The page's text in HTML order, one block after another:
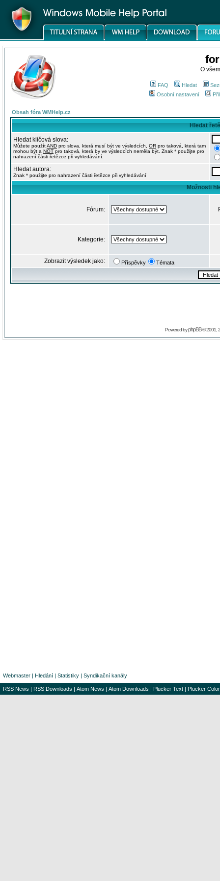
O
FAQ Hledat
Osobní nastavení
Obsah fóra WMHelp.cz
Hledat
Hledat klíčová slova:
Můžete použítAND pro slova, která musí být ve výsledcích, OR pro taková, která tam
mohou být a NOT pro taková, která by ve výsledcích neměla být. Znak * použijte pro
nahrazení části řetězce při vyhledávání.
Hledat autora:
Znak * použijte pro nahrazení části řetězce při vyhledávání
Možnosti
Fórum:
Kategorie:
Zobrazit výsledek jako: Příspěvky Témata
Powered byphpBB© 2001,
Webmaster | Hledání | Statistiky | Syndikační kanály
RSS News | RSS Downloads | Atom News | Atom Downloads | Plucker Text | Plucker Color